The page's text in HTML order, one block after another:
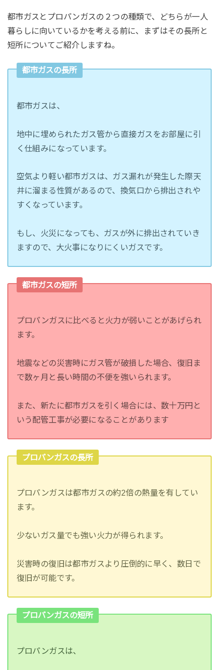
都市ガスとプロパンガスの２つの種類で、どちらが一人
暮らしに向いているかを考える前に、まずはその長所と
短所についてご紹介しますね。
都市ガスの長所
都市ガスは、
地中に埋められたガス管から直接ガスをお部屋に引
く仕組みになっています。
空気より軽い都市ガスは、ガス漏れが発生した際天
井に溜まる性質があるので、換気口から排出されや
すくなっています。
もし、火災になっても、ガスが外に排出されていき
ますので、大火事になりにくいガスです。
都市ガスの短所
プロパンガスに比べると火力が弱いことがあげられ
ます。
地震などの災害時にガス管が破損した場合、復旧ま
で数ヶ月と長い時間の不便を強いられます。
また、新たに都市ガスを引く場合には、数十万円と
いう配管工事が必要になることがあります
プロパンガスの長所
プロパンガスは都市ガスの約2倍の熱量を有してい
ます。
少ないガス量でも強い火力が得られます。
災害時の復旧は都市ガスより圧倒的に早く、数日で
復旧が可能です。
プロパンガスの短所
プロパンガスは、